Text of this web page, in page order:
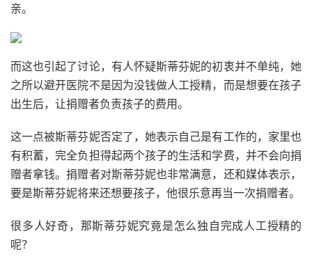
亲。
而这也引起了讨论，有人怀疑斯蒂芬妮的初衷并不单纯，她
之所以避开医院不是因为没钱做人工授精，而是想要在孩子
出生后，让捐赠者负责孩子的费用。
这一点被斯蒂芬妮否定了，她表示自己是有工作的，家里也
有积蓄，完全负担得起两个孩子的生活和学费，并不会向捐
赠者拿钱。捐赠者对斯蒂芬妮也非常满意，还和媒体表示，
要是斯蒂芬妮将来还想要孩子，他很乐意再当一次捐赠者。
很多人好奇，那斯蒂芬妮究竟是怎么独自完成人工授精的
呢？